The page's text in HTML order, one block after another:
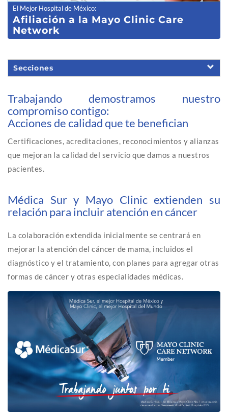
El Mejor Hospital de México:
Afiliación a la Mayo Clinic Care
Network
Secciones
Trabajando demostramos nuestro
compromiso contigo:
Acciones de calidad que te benefician
Certificaciones, acreditaciones, reconocimientos y alianzas
que mejoran la calidad del servicio que damos a nuestros
pacientes.
Médica Sur y Mayo Clinic extienden su
relación para incluir atención en cáncer
La colaboración extendida inicialmente se centrará en
mejorar la atención del cáncer de mama, incluidos el
diagnóstico y el tratamiento, con planes para agregar otras
formas de cáncer y otras especialidades médicas.